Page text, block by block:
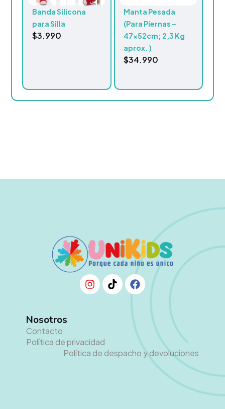
Banda Silicona
para Silla
$3.990
Manta Pesada
(Para Piernas –
47x52cm; 2,3 Kg
aprox. )
$34.990
Nosotros
Contacto
Política de privacidad
Política de despacho y devoluciones